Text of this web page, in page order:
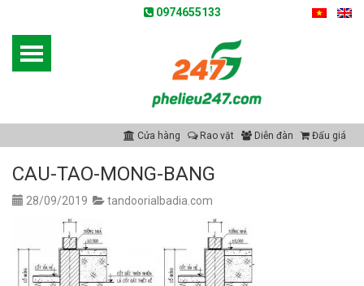
0974655133
Cửa hàng Rao vặt Diễn đàn Đấu giá
CAU-TAO-MONG-BANG
28/09/2019 tandoorialbadia.com